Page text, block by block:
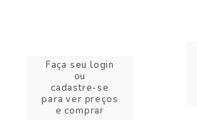
Faça seu login
ou
cadastre-se
para ver preços
e comprar